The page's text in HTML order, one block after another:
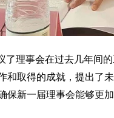
理事会在过去几年间
和取得的成就，提出了
保新一届理事会能够更